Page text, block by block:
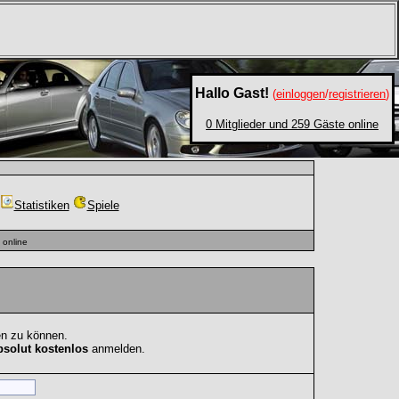
Hallo Gast! (einloggen/registrieren)
0 Mitglieder und 259 Gäste online
Statistiken Spiele
zu können.
kostenlos anmelden.